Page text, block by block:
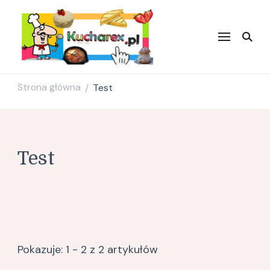
Kucharex.pl
Najsmaczniejsze Przepisy w
Strona główna / Test
Test
Pokazuje: 1 - 2 z 2 artykułów